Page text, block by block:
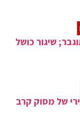
שיגור כושל
של מסוק קרב